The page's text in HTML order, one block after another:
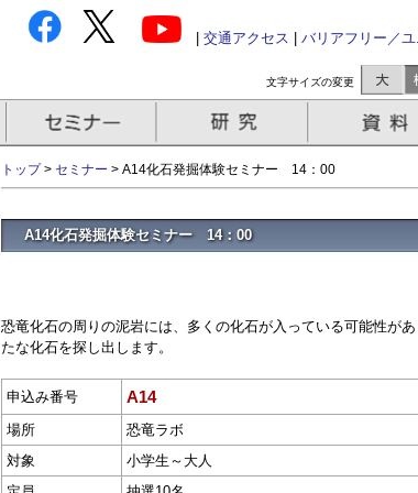
交通アクセス バリアフリー／
文字サイズの変更
トップ> セミナー > A14化石発掘体験セミナー 14：00
A14化石発掘体験セミナー 14：00
恐竜化石の周りの泥岩には、多くの化石が入っている可能性が
たな化石を探し出します。
申込み番号 A14
場所
恐竜ラボ
対象
小学生～大人